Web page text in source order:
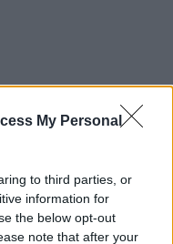
My Personal
to third parties, or
information for
the below opt-out
note that after your